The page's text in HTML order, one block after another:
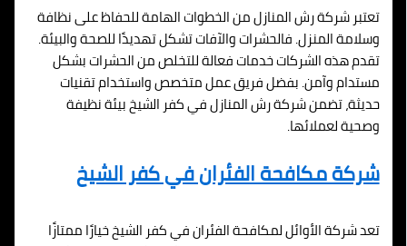
تعتبر شركة رش المنازل من الخطوات الهامة للحفاظ على نظافة
وسلامة المنزل. فالحشرات والآفات تشكل تهديدًا للصحة والبيئة.
تقدم هذه الشركات خدمات فعالة للتخلص من الحشرات بشكل
مستدام وآمن. بفضل فريق عمل متخصص واستخدام تقنيات
حديثة، تضمن شركة رش المنازل في كفر الشيخ بيئة نظيفة
وصحية لعملائها.
شركة مكافحة الفئران في كفر الشيخ
تعد شركة الأوائل لمكافحة الفئران في كفر الشيخ خيارًا ممتازًا